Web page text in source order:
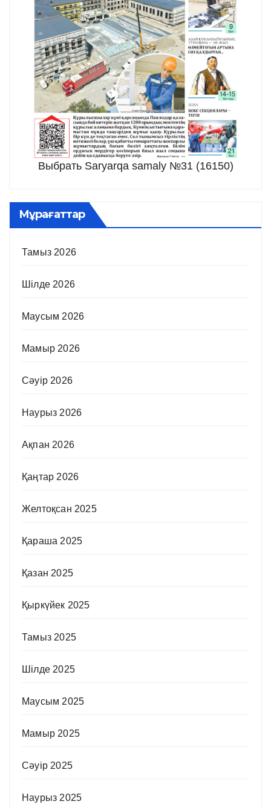
Выбрать Saryarqa samaly №31 (16150)
Мұрағаттар
Тамыз 2026
Шілде 2026
Маусым 2026
Мамыр 2026
Сәуір 2026
Наурыз 2026
Ақпан 2026
Қаңтар 2026
Желтоқсан 2025
Қараша 2025
Қазан 2025
Қыркүйек 2025
Тамыз 2025
Шілде 2025
Маусым 2025
Мамыр 2025
Сәуір 2025
Наурыз 2025